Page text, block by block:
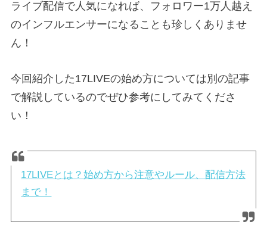
ライブ配信で人気になれば、フォロワー1万人越え
のインフルエンサーになることも珍しくありませ
ん！
今回紹介した17LIVEの始め方については別の記事
で解説しているのでぜひ参考にしてみてくださ
い！
17LIVEとは？始め方から注意やルール、配信方法
まで！